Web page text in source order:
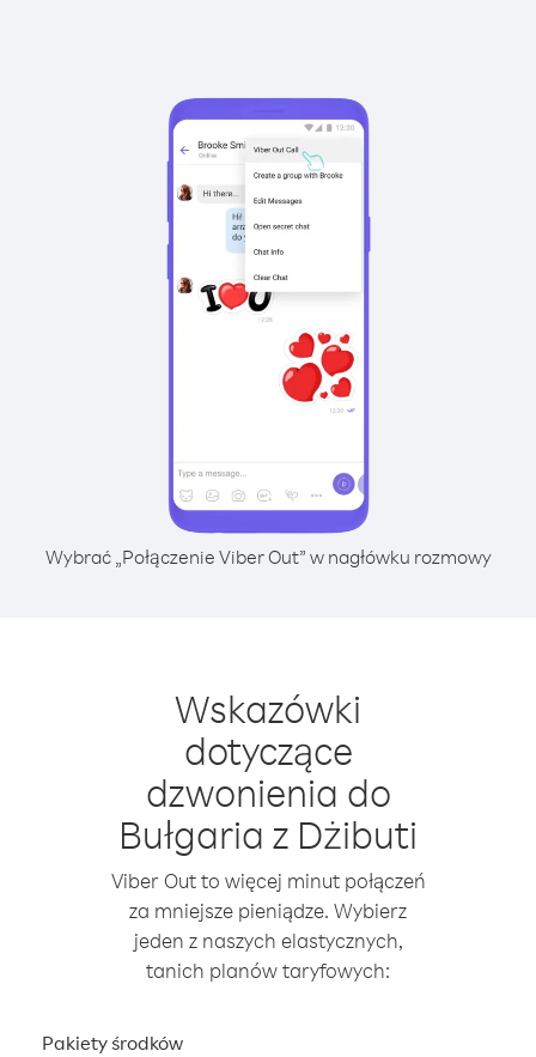
Wybrać „Połączenie Viber Out” w nagłówku rozmowy
Wskazówki
dotyczące
dzwonienia do
Bułgaria z Dżibuti
Viber Out to więcej minut połączeń
za mniejsze pieniądze. Wybierz
jeden z naszych elastycznych,
tanich planów taryfowych:
Pakiety środków